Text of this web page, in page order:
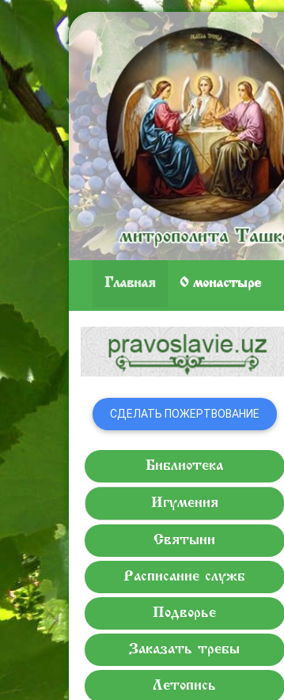
Главная O монастыре
СДЕЛАТЬ ПОЖЕРТВОВАНИЕ
Библиотека
Игумения
Святыни
Расписание служб
Подворье
Заказать требы
Летопись